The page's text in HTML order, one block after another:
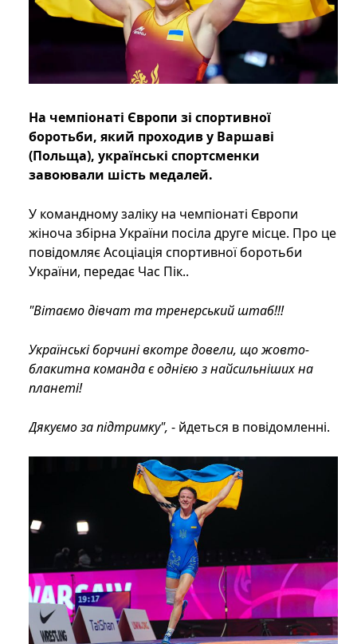
На чемпіонаті Європи зі спортивної
боротьби, який проходив у Варшаві
(Польща), українські спортсменки
завоювали шість медалей.
У командному заліку на чемпіонаті Європи
жіноча збірна України посіла друге місце. Про це
повідомляє Асоціація спортивної боротьби
України, передає Час Пік..
"Вітаємо дівчат та тренерський штаб!!!
Українські борчині вкотре довели, що жовто-
блакитна команда є однією з найсильніших на
планеті!
Дякуємо за підтримку", - йдеться в повідомленні.